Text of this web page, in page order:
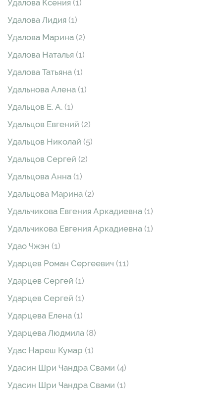
Удалова Ксения (1)
Удалова Лидия (1)
Удалова Марина (2)
Удалова Наталья (1)
Удалова Татьяна (1)
Удальнова Алена (1)
Удальцов Е. А. (1)
Удальцов Евгений (2)
Удальцов Николай (5)
Удальцов Сергей (2)
Удальцова Анна (1)
Удальцова Марина (2)
Удальчикова Евгения Аркадиевна (1)
Удальчикова Евгения Аркадиевна (1)
Удао Чжэн (1)
Ударцев Роман Сергеевич (11)
Ударцев Сергей (1)
Ударцев Сергей (1)
Ударцева Елена (1)
Ударцева Людмила (8)
Удас Нареш Кумар (1)
Удасин Шри Чандра Свами (4)
Удасин Шри Чандра Свами (1)